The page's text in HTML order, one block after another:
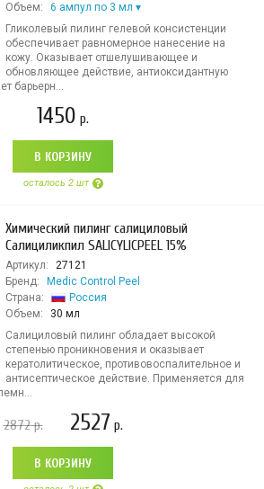
Объем:
6 ампул по 3 мл
Гликолевый пилинг гелевой консистенции
обеспечивает равномерное нанесение на
кожу. Оказывает отшелушивающее и
обновляющее действие, антиоксидантную
барьерн...
1450 р.
В КОРЗИНУ
осталось 2 шт
Химический пилинг салициловый
Салициликпил SALICYLICPEEL 15%
Артикул:
27121
Бренд:
Medic Control Peel
Страна:
Россия
Объем:
30 мл
Салициловый пилинг обладает высокой
степенью проникновения и оказывает
кератолитическое, противовоспалительное и
антисептическое действие. Применяется для
2872р. 2527 р.
В КОРЗИНУ